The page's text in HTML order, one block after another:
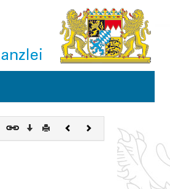
Download
DruckenVorherigesNächstes
Dokument